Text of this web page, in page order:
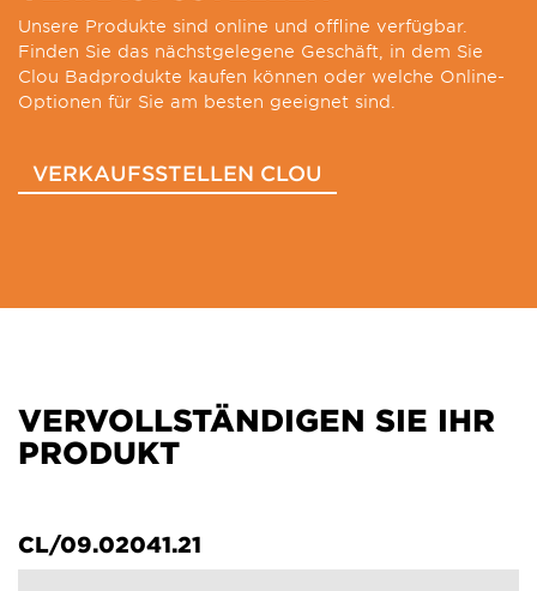
Unsere Produkte sind online und offline verfügbar.
Finden Sie das nächstgelegene Geschäft, in dem Sie
Clou Badprodukte kaufen können oder welche Online-
Optionen für Sie am besten geeignet sind.
VERKAUFSSTELLEN CLOU
VERVOLLSTÄNDIGEN SIE IHR
PRODUKT
CL/09.02041.21